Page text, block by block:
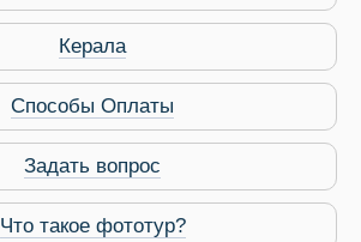
Керала
Способы Оплаты
Задать вопрос
Что такое фототур?